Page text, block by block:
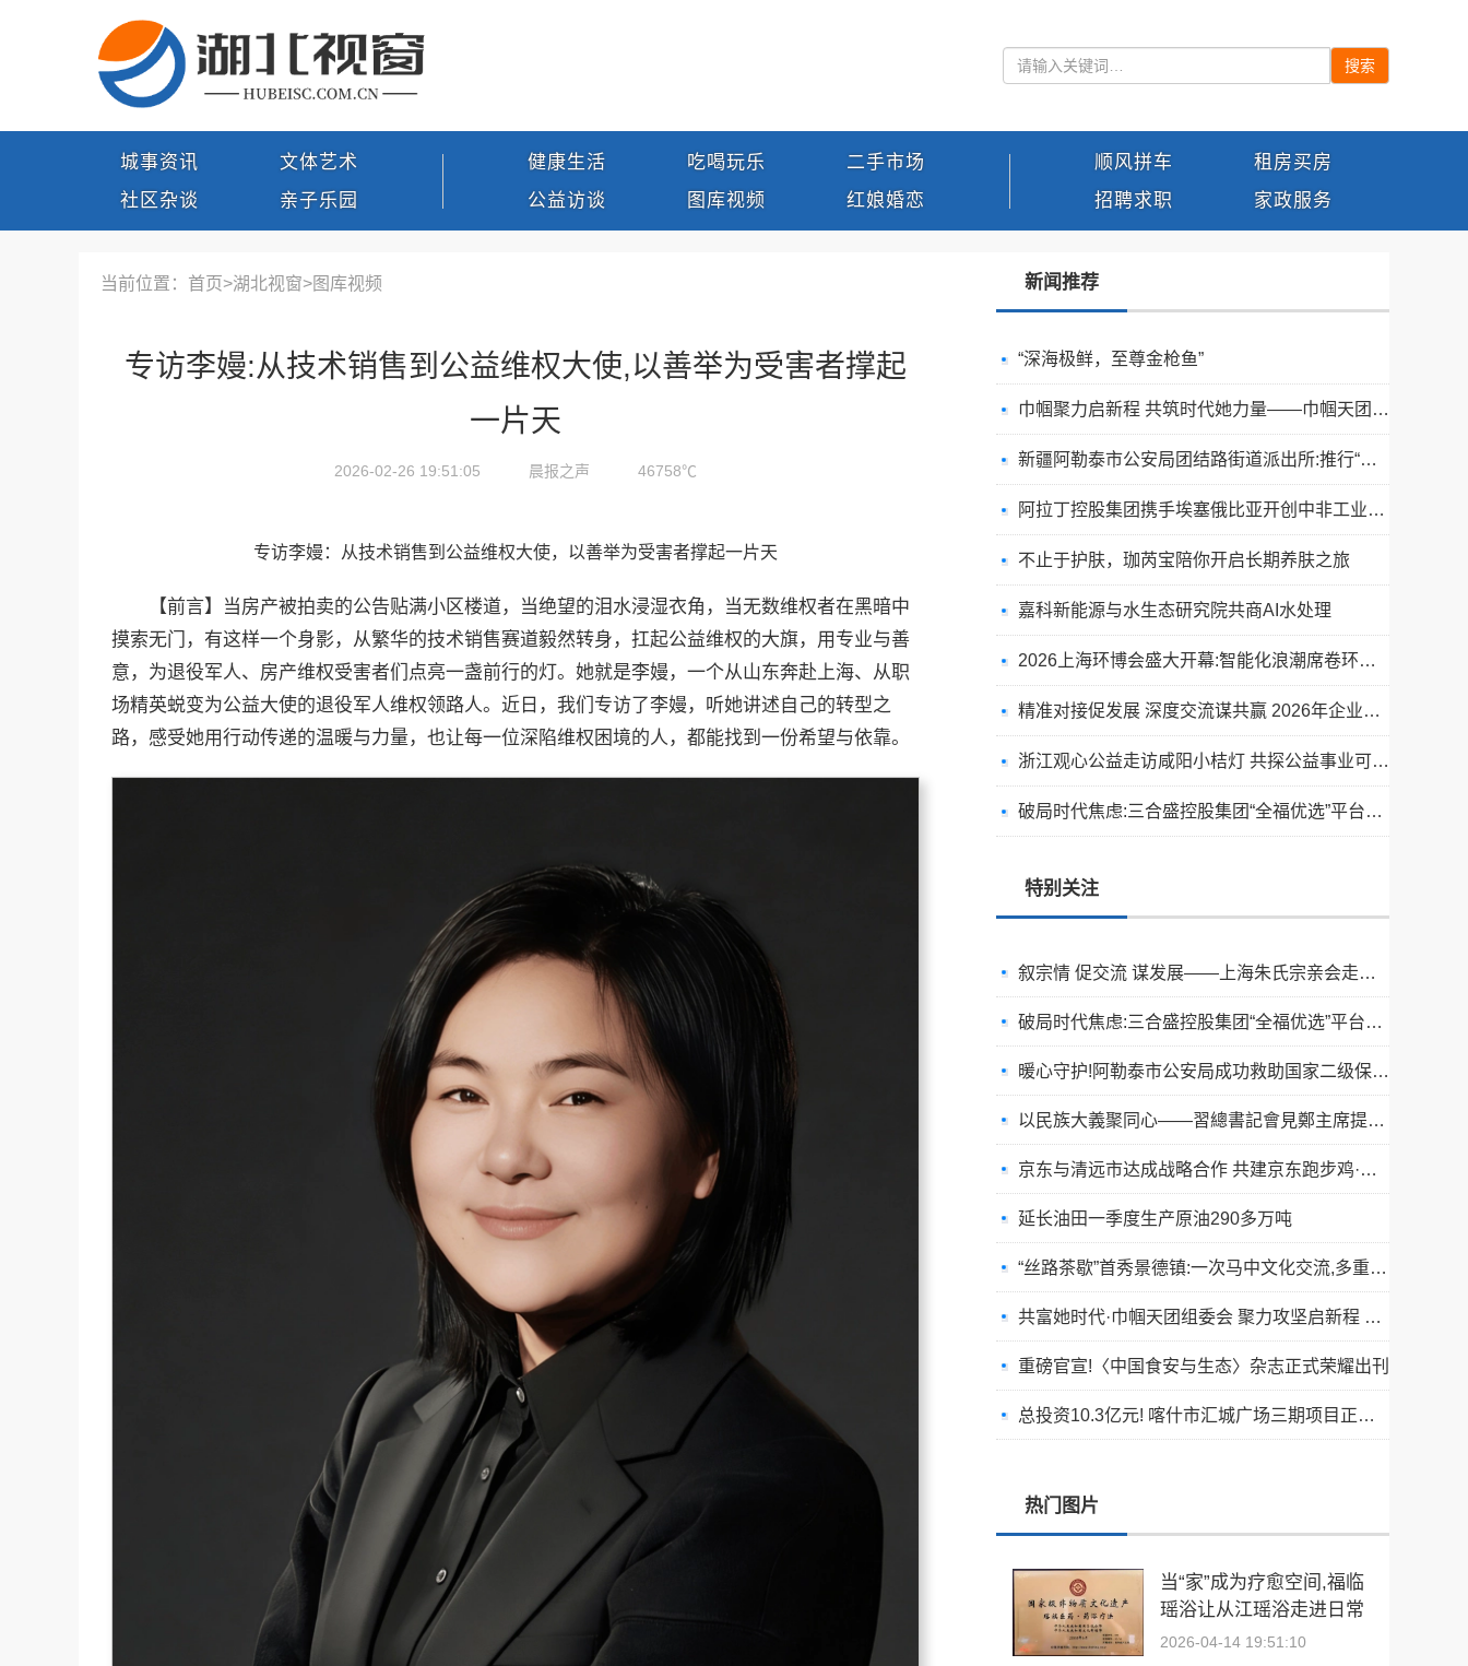
搜索
城事资讯
社区杂谈
文体艺术
亲子乐园
健康生活
公益访谈
吃喝玩乐
图库视频
二手市场
红娘婚恋
顺风拼车
招聘求职
租房买房
家政服务
当前位置：首页>湖北视窗>图库视频
专访李嫚:从技术销售到公益维权大使,以善举为受害者撑起
一片天
2026-02-26 19:51:05 晨报之声 46758℃
专访李嫚：从技术销售到公益维权大使，以善举为受害者撑起一片天
【前言】当房产被拍卖的公告贴满小区楼道，当绝望的泪水浸湿衣角，当无数维权者在黑暗中
摸索无门，有这样一个身影，从繁华的技术销售赛道毅然转身，扛起公益维权的大旗，用专业与善
意，为退役军人、房产维权受害者们点亮一盏前行的灯。她就是李嫚，一个从山东奔赴上海、从职
场精英蜕变为公益大使的退役军人维权领路人。近日，我们专访了李嫚，听她讲述自己的转型之
路，感受她用行动传递的温暖与力量，也让每一位深陷维权困境的人，都能找到一份希望与依靠。
新闻推荐
“深海极鲜，至尊金枪鱼”
巾帼聚力启新程 共筑时代她力量——巾帼天团第四次组委会筹备会圆满举办
新疆阿勒泰市公安局团结路街道派出所:推行“五步”工作法 打造新时代“枫”景线
阿拉丁控股集团携手埃塞俄比亚开创中非工业农业合作新篇章
不止于护肤，珈芮宝陪你开启长期养肤之旅
嘉科新能源与水生态研究院共商AI水处理
2026上海环博会盛大开幕:智能化浪潮席卷环保产业
精准对接促发展 深度交流谋共赢 2026年企业投融资交流活动第二期圆满举行
浙江观心公益走访咸阳小桔灯 共探公益事业可持续发展新路径
破局时代焦虑:三合盛控股集团“全福优选”平台正式启航
特别关注
深学细悟四点重要讲话精神 以实干推动两岸融合发展
叙宗情 促交流 谋发展——上海朱氏宗亲会走进上海晨烨家具有限公司
破局时代焦虑:三合盛控股集团“全福优选”平台正式启航
暖心守护!阿勒泰市公安局成功救助国家二级保护动物黑鸢
以民族大義聚同心——習總書記會見鄭主席提出兩岸關系四點重要意見
京东与清远市达成战略合作 共建京东跑步鸡·清远鸡标准体系
延长油田一季度生产原油290多万吨
“丝路茶歇”首秀景德镇:一次马中文化交流,多重收获与回响
共富她时代·巾帼天团组委会 聚力攻坚启新程 星火燎原耀全国
重磅官宣!〈中国食安与生态〉杂志正式荣耀出刊
总投资10.3亿元! 喀什市汇城广场三期项目正式开工
热门图片
当“家”成为疗愈空间,福临
瑶浴让从江瑶浴走进日常
生活
2026-04-14 19:51:10